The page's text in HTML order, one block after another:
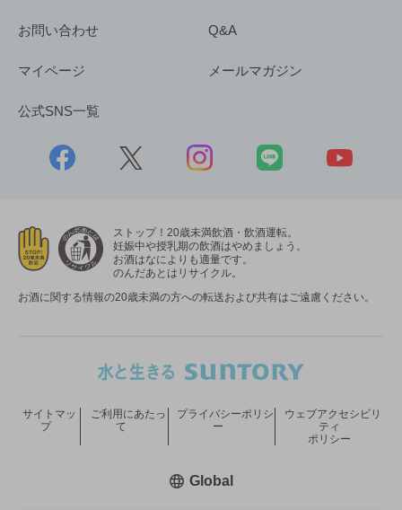
お問い合わせ Q&A
マイページ メールマガジン
公式SNS一覧
ストップ！20歳未満飲酒・飲酒運転。
妊娠中や授乳期の飲酒はやめましょう。
お酒はなによりも適量です。
のんだあとはリサイクル。
お酒に関する情報の20歳未満の方への転送および共有はご遠慮ください。
サイトマッ
プ
ご利用にあたっ
て
プライバシーポリシ
ー
ウェブアクセシビリ
ティ
ポリシー
Global新しいウィンドウで開く